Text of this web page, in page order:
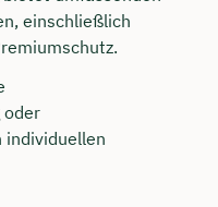
einschließlich
oder
individuellen